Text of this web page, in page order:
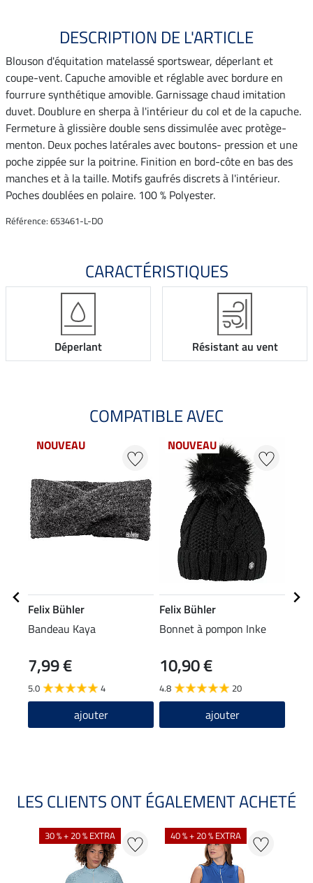
DESCRIPTION DE L'ARTICLE
Blouson d'équitation matelassé sportswear, déperlant et
coupe-vent. Capuche amovible et réglable avec bordure en
fourrure synthétique amovible. Garnissage chaud imitation
duvet. Doublure en sherpa à l'intérieur du col et de la capuche.
Fermeture à glissière double sens dissimulée avec protège-
menton. Deux poches latérales avec boutons- pression et une
poche zippée sur la poitrine. Finition en bord-côte en bas des
manches et à la taille. Motifs gaufrés discrets à l'intérieur.
Poches doublées en polaire. 100 % Polyester.
Référence: 653461-L-DO
CARACTÉRISTIQUES
Déperlant Résistant au vent
COMPATIBLE AVEC
NOUVEAU
Felix Bühler
Bandeau Kaya
7,99 €
5.0 4
ajouter
NOUVEAU
Felix Bühler
Bonnet à pompon Inke
10,90 €
4.8 20
ajouter
LES CLIENTS ONT ÉGALEMENT ACHETÉ
30 % + 20 % EXTRA 40 % + 20 % EXTRA